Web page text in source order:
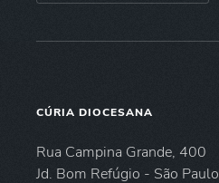
CÚRIA DIOCESANA
Rua Campina Grande, 400
Jd. Bom Refúgio - São Paulo